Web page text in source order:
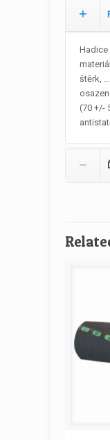
Hadice
štěrk,
(70 +/-